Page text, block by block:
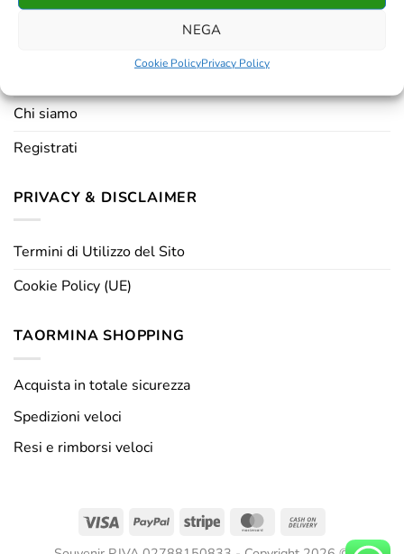
NEGA
Cookie PolicyPrivacy Policy
Chi siamo
Registrati
PRIVACY & DISCLAIMER
Termini di Utilizzo del Sito
Cookie Policy (UE)
TAORMINA SHOPPING
Acquista in totale sicurezza
Spedizioni veloci
Resi e rimborsi veloci
Visa PayPal Stripe MasterCard